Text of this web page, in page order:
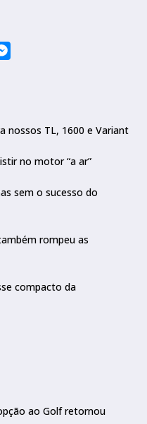
nossos TL, 1600 e Variant
no motor “a ar”
sem o sucesso do
rompeu as
compacto da
ao Golf retornou